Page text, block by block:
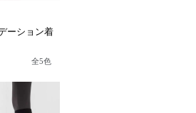
ーション着
全5色